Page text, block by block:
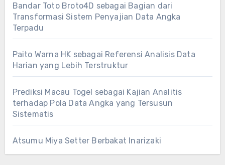
Bandar Toto Broto4D sebagai Bagian dari
Transformasi Sistem Penyajian Data Angka
Terpadu
Paito Warna HK sebagai Referensi Analisis Data
Harian yang Lebih Terstruktur
Prediksi Macau Togel sebagai Kajian Analitis
terhadap Pola Data Angka yang Tersusun
Sistematis
Atsumu Miya Setter Berbakat Inarizaki